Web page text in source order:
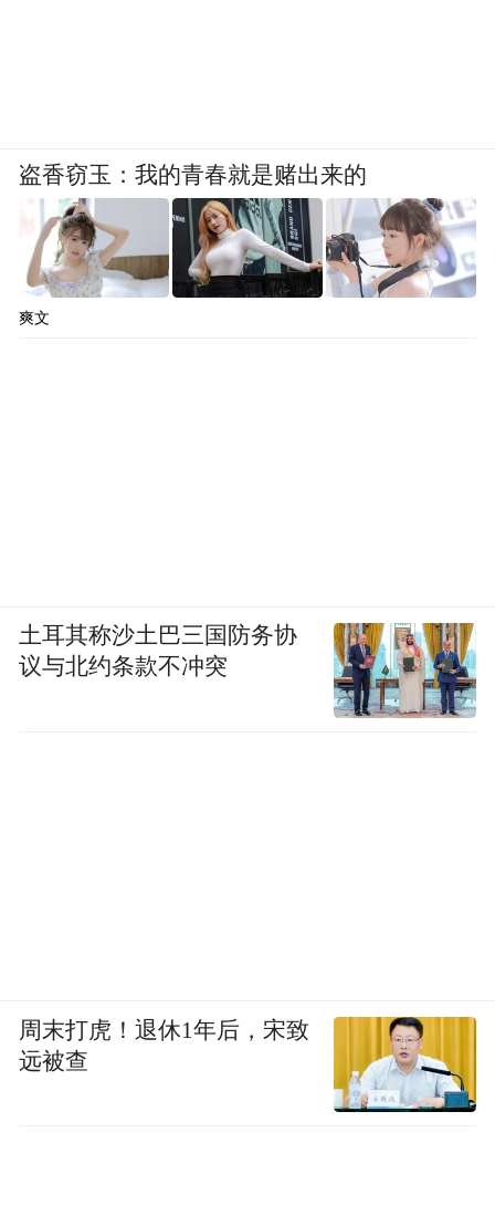
盗香窃玉：我的青春就是赌出来的
爽文
土耳其称沙土巴三国防务协
议与北约条款不冲突
周末打虎！退休1年后，宋致
远被查